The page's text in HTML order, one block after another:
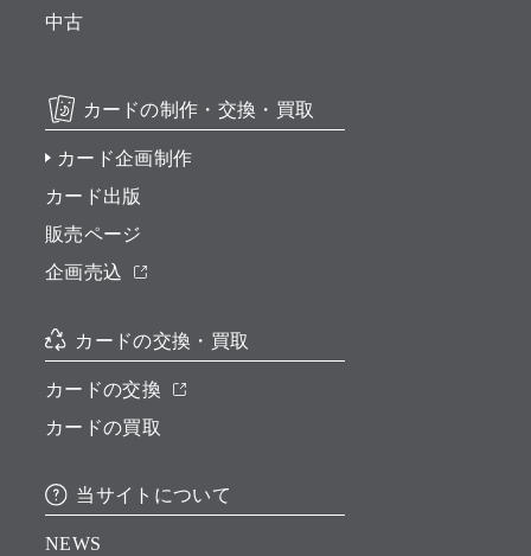
中古
カードの制作・交換・買取
カード企画制作
カード出版
販売ページ
企画売込
カードの交換・買取
カードの交換
カードの買取
当サイトについて
NEWS